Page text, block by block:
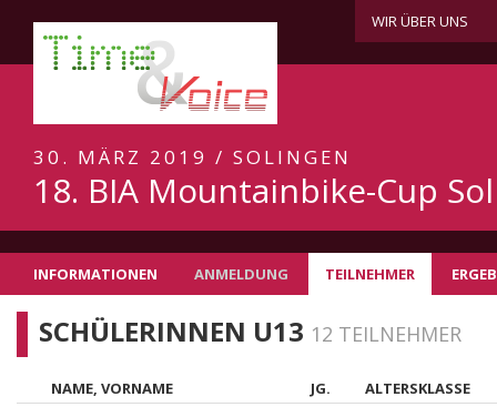
WIR ÜBER UNS
30. MÄRZ 2019 / SOLINGEN
18. BIA Mountainbike-Cup
INFORMATIONEN ANMELDUNG TEILNEHMER
SCHÜLERINNEN U13 12 TEILNEHMER
NAME, VORNAME JG.
ALTERSKLASSE